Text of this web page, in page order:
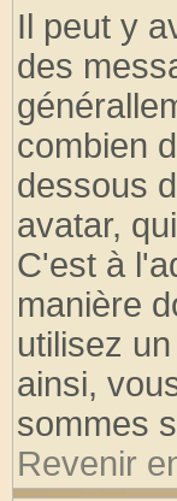
Il peut y
des
combien
dessous
avatar,
C'est à
manière
utilisez
ainsi,
sommes
Revenir